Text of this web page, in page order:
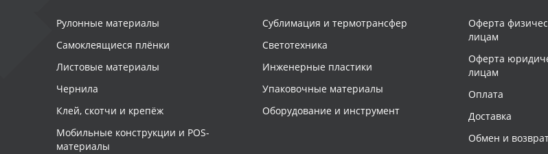
Рулонные материалы
Самоклеящиеся плёнки
Листовые материалы
Чернила
Клей, скотчи и крепёж
Мобильные конструкции и POS-
материалы
Сублимация и термотрансфер
Светотехника
Инженерные пластики
Упаковочные материалы
Оборудование и инструмент
Оферта
лицам
Оферта
лицам
Оплата
Доставка
Обмен и